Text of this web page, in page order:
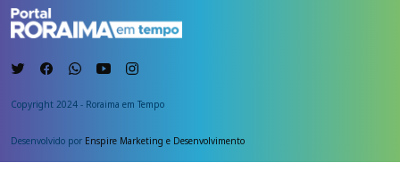
Copyright 2024 - Roraima em Tempo
Desenvolvido por Enspire Marketing e Desenvolvimento